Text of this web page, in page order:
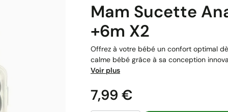
Mam Sucette
+6m X2
Offrez à votre bébé un confort optimal
calme bébé grâce à sa conception
Voir plus
Prix
7,99 €